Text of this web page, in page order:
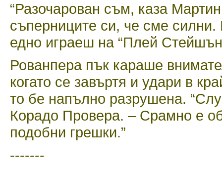
“Разочарован съм, каза
съперниците си, че сме силни.
едно играеш на “Плей
Рованпера пък караше
когато се завъртя и удари в
то бе напълно разрушена.
Корадо Провера. – Срамно е
подобни грешки.”
-------